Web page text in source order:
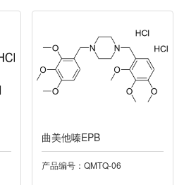
曲美他嗪EPB
产品编号：QMTQ-06